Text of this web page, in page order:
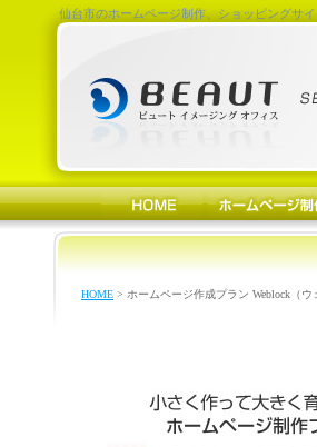
仙台市のホームページ制作、ショッピングサ
HOME > ホームページ作成プラン Weblock（ウ